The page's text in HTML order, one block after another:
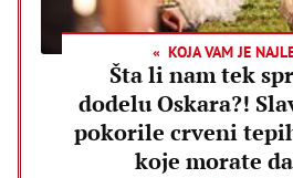
KOJA VAM JE
Šta li nam tek
dodelu Oskara?!
pokorile crveni
koje morate